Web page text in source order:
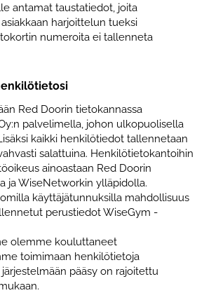
antamat taustatiedot, joita
harjoittelun tueksi
numeroita ei tallenneta
Red Doorin tietokannassa
palvelimella, johon ulkopuolisella
kaikki henkilötiedot tallennetaan
salattuina. Henkilötietokantoihin
ainoastaan Red Doorin
ja WiseNetworkin ylläpidolla.
käyttäjätunnuksilla mahdollisuus
perustiedot WiseGym -
olemme kouluttaneet
toimimaan henkilötietoja
pääsy on rajoitettu